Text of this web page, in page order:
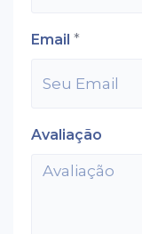
Email *
Avaliação